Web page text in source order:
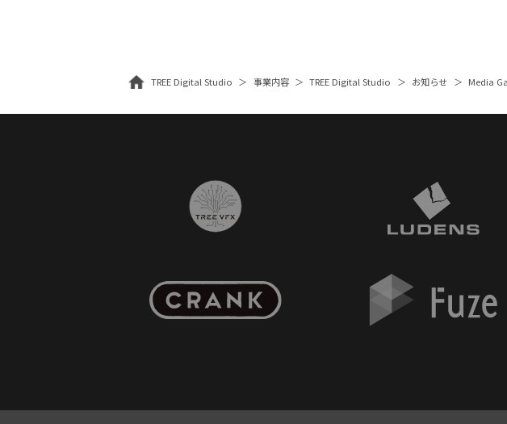
TREE Digital Studio 事業内容 TREE Digital Studio お知らせ Media